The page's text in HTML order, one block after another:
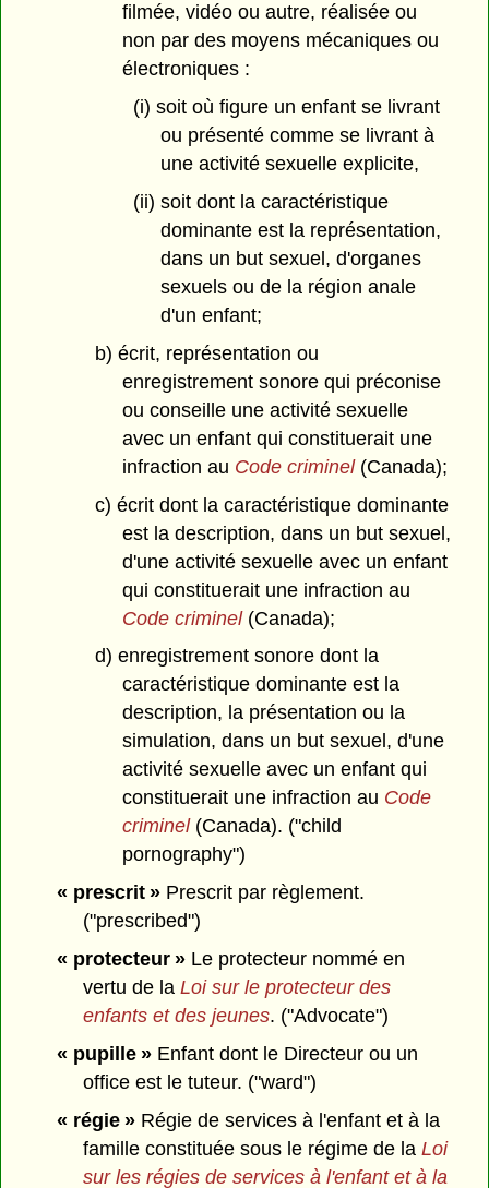
filmée, vidéo ou autre, réalisée ou
non par des moyens mécaniques ou
électroniques :
(i) soit où figure un enfant se livrant
ou présenté comme se livrant à
une activité sexuelle explicite,
(ii) soit dont la caractéristique
dominante est la représentation,
dans un but sexuel, d'organes
sexuels ou de la région anale
d'un enfant;
b) écrit, représentation ou
enregistrement sonore qui préconise
ou conseille une activité sexuelle
avec un enfant qui constituerait une
infraction au Code criminel(Canada);
c) écrit dont la caractéristique dominante
est la description, dans un but sexuel,
d'une activité sexuelle avec un enfant
qui constituerait une infraction au
Code criminel(Canada);
d) enregistrement sonore dont la
caractéristique dominante est la
description, la présentation ou la
simulation, dans un but sexuel, d'une
activité sexuelle avec un enfant qui
constituerait une infraction au Code
criminel(Canada). ("child
pornography")
« prescrit »Prescrit par règlement.
("prescribed")
« protecteur »Le protecteur nommé en
vertu de laLoi sur le protecteur des
enfants et des jeunes. ("Advocate")
« pupille »Enfant dont le Directeur ou un
office est le tuteur. ("ward")
« régie »Régie de services à l'enfant et à la
famille constituée sous le régime de laLoi
sur les régies de services à l'enfant et à la